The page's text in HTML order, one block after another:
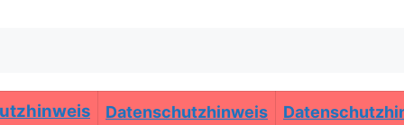
Datenschutzhinweis